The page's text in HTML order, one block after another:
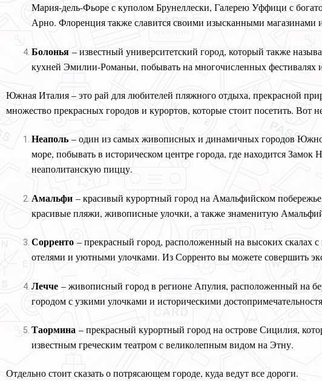
Мария-дель-Фьоре с куполом Брунеллески, Галерею Уффици с
Арно. Флоренция также славится своими изысканными магазинами
Болонья – известный университетский город, который также
кухней Эмилии-Романьи, побывать на многочисленных фестивалях
Южная Италия – это рай для любителей пляжного отдыха, прекрасной
множество прекрасных городов и курортов, которые стоит посетить. Вот
Неаполь – один из самых живописных и динамичных городов
море, побывать в историческом центре города, где находится
неаполитанскую пиццу.
Амальфи – красивый курортный город на Амальфийском
красивые пляжи, живописные улочки, а также знаменитую
Сорренто – прекрасный город, расположенный на высоких
отелями и уютными улочками. Из Сорренто вы можете совершить
Лечче – живописный город в регионе Апулия, расположенный на
городом с узкими улочками и историческими
Таормина – прекрасный курортный город на острове Сицилия,
известным греческим театром с великолепным видом на Этну.
Отдельно стоит сказать о потрясающем городе, куда ведут все дороги.